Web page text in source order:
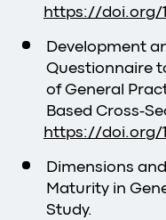
https://doi.org/
Development
Questionnaire
of General
Based Cross-
https://doi.org/
Dimensions
Maturity in
Study.